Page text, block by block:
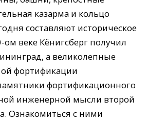
казарма и кольцо
составляют историческое
ом веке Кёнигсберг получил
а великолепные
фортификации
фортификационного
инженерной мысли второй
Ознакомиться с ними